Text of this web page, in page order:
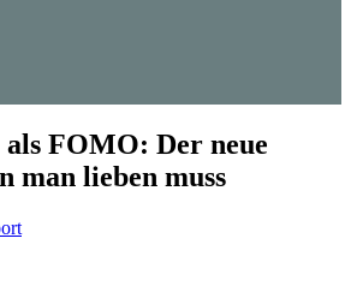
FOMO: Der neue
man lieben muss